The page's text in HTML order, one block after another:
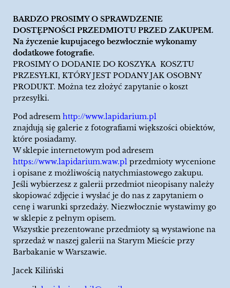
BARDZO PROSIMY O SPRAWDZENIE
DOSTĘPNOŚCI PRZEDMIOTU PRZED ZAKUPEM.
Na życzenie kupujacego bezwłocznie wykonamy
dodatkowe fotografie.
PROSIMY O DODANIE DO KOSZYKA KOSZTU
PRZESYŁKI, KTÓRY JEST PODANY JAK OSOBNY
PRODUKT. Można tez złożyć zapytanie o koszt
przesyłki.
Pod adresem http://www.lapidarium.pl
znajdują się galerie z fotografiami większości obiektów,
które posiadamy.
W sklepie internetowym pod adresem
https://www.lapidarium.waw.pl przedmioty wycenione
i opisane z możliwością natychmiastowego zakupu.
Jeśli wybierzesz z galerii przedmiot nieopisany należy
skopiować zdjęcie i wysłać je do nas z zapytaniem o
cenę i warunki sprzedaży. Niezwłocznie wystawimy go
w sklepie z pełnym opisem.
Wszystkie prezentowane przedmioty są wystawione na
sprzedaż w naszej galerii na Starym Mieście przy
Barbakanie w Warszawie.
Jacek Kiliński